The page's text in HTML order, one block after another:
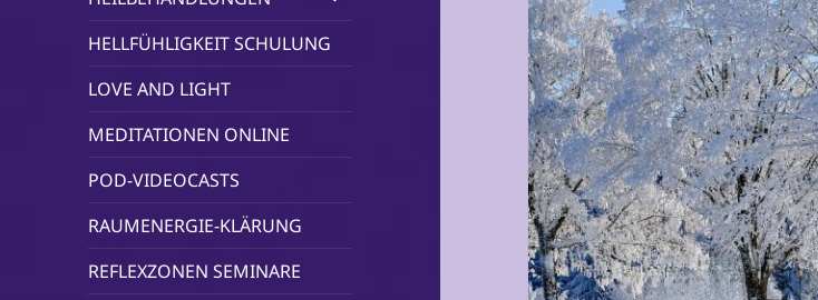
öffnen
HELLFÜHLIGKEIT SCHULUNG
LOVE AND LIGHT
MEDITATIONEN ONLINE
POD-VIDEOCASTS
RAUMENERGIE-KLÄRUNG
REFLEXZONEN SEMINARE